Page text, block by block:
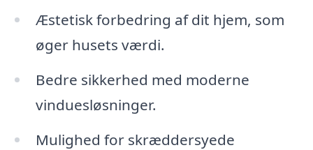
Æstetisk forbedring af dit hjem, som
øger husets værdi.
Bedre sikkerhed med moderne
vinduesløsninger.
Mulighed for skræddersyede